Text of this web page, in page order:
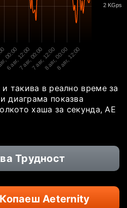
00:00
6 авг, 12:007 авг, 00:007 авг, 12:008 авг, 00:008 авг, 12:00
2 KGps
такива в реално време за
диаграма показва
хаша за секунда, AE
Трудност
Aeternity